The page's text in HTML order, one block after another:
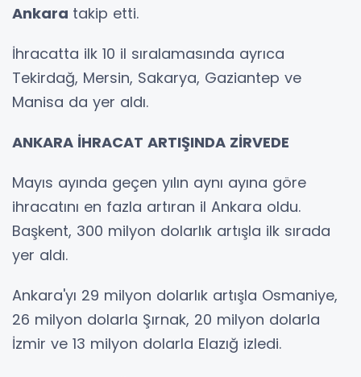
Ankara takip etti.
İhracatta ilk 10 il sıralamasında ayrıca
Tekirdağ, Mersin, Sakarya, Gaziantep ve
Manisa da yer aldı.
ANKARA İHRACAT ARTIŞINDA ZİRVEDE
Mayıs ayında geçen yılın aynı ayına göre
ihracatını en fazla artıran il Ankara oldu.
Başkent, 300 milyon dolarlık artışla ilk sırada
yer aldı.
Ankara'yı 29 milyon dolarlık artışla Osmaniye,
26 milyon dolarla Şırnak, 20 milyon dolarla
İzmir ve 13 milyon dolarla Elazığ izledi.